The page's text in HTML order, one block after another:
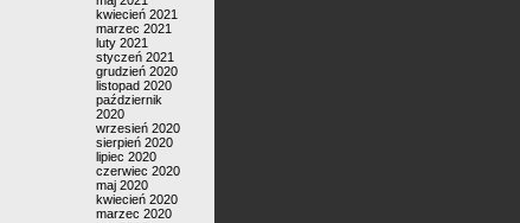
kwiecień 2021
marzec 2021
luty 2021
styczeń 2021
grudzień 2020
listopad 2020
październik
2020
wrzesień 2020
sierpień 2020
lipiec 2020
czerwiec 2020
maj 2020
kwiecień 2020
marzec 2020